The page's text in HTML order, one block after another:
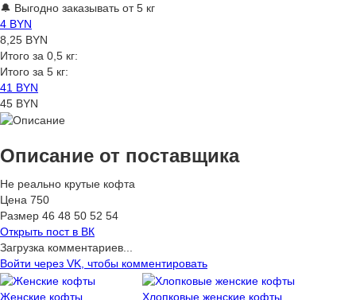
🔔 Выгодно заказывать от 5 кг
4 BYN
8,25 BYN
Итого за 0,5 кг:
Итого за 5 кг:
41 BYN
45 BYN
Описание от поставщика
Не реально крутые кофта
Цена 750
Размер 46 48 50 52 54
Открыть пост в ВК
Загрузка комментариев...
Войти через VK, чтобы комментировать
Женские кофты
Хлопковые женские кофты